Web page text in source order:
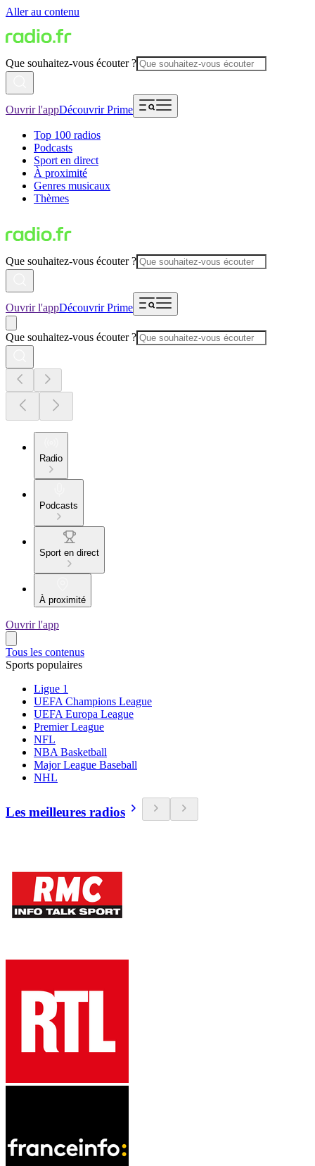
Aller au contenu
Que souhaitez-vous écouter ?
Ouvrir l'appDécouvrir Prime
Top 100 radios
Podcasts
Sport en direct
À proximité
Genres musicaux
Thèmes
Que souhaitez-vous écouter ?
Ouvrir l'appDécouvrir Prime
Que souhaitez-vous écouter ?
Radio
Podcasts
Sport en direct
À proximité
Ouvrir l'app
Tous les contenus
Sports populaires
Ligue 1
UEFA Champions League
UEFA Europa League
Premier League
NFL
NBA Basketball
Major League Baseball
NHL
Les meilleures radios